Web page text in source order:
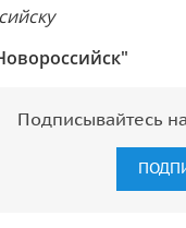
Подписывайтесь